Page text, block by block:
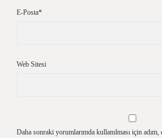
E-Posta*
Web Sitesi
Daha sonraki yorumlarımda kullanılması için